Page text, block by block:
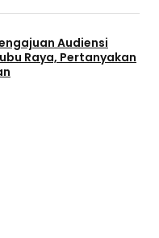
Audiensi
Raya, Pertanyakan